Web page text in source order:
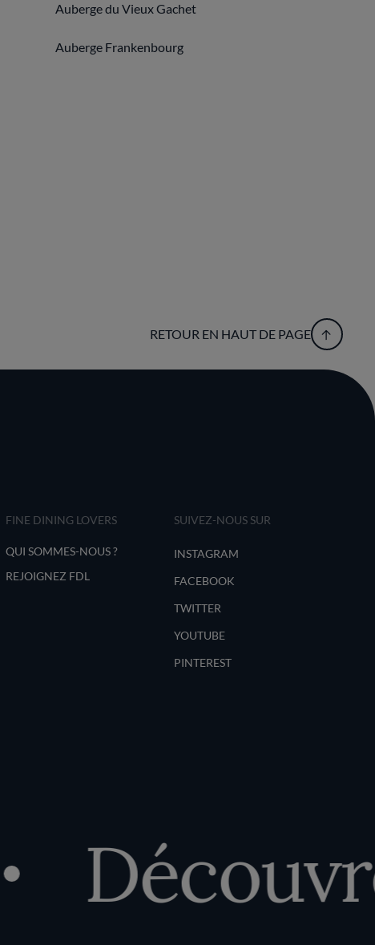
Auberge du Vieux Gachet
Auberge Frankenbourg
RETOUR EN HAUT DE PAGE
FINE DINING LOVERS
QUI SOMMES-NOUS ?
REJOIGNEZ FDL
SUIVEZ-NOUS SUR
INSTAGRAM
FACEBOOK
TWITTER
YOUTUBE
PINTEREST